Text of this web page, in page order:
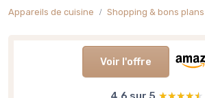
Appareils de cuisine Shopping & bons plans
Voir l'offre